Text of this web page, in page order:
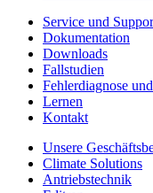
Service und
Dokumentation
Downloads
Fallstudien
Fehlerdiagnose
Lernen
Kontakt
Unsere
Climate Solutions
Antriebstechnik